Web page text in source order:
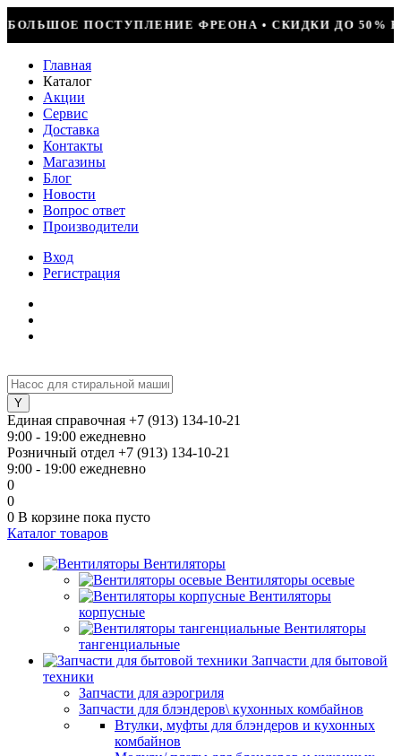
• СКИДКИ ДО 50% НА ВЕСЬ ИНСТРУМЕНТ •
Главная
Каталог
Акции
Сервис
Доставка
Контакты
Магазины
Блог
Новости
Вопрос ответ
Производители
Вход
Регистрация
Единая справочная +7 (913) 134-10-21
9:00 - 19:00 ежедневно
Розничный отдел +7 (913) 134-10-21
9:00 - 19:00 ежедневно
0
0
0 В корзине пока пусто
Каталог товаров
Вентиляторы
Вентиляторы осевые
Вентиляторы
корпусные
Вентиляторы
тангенциальные
Запчасти для бытовой
техники
Запчасти для аэрогриля
Запчасти для блэндеров\ кухонных комбайнов
Втулки, муфты для блэндеров и кухонных
комбайнов